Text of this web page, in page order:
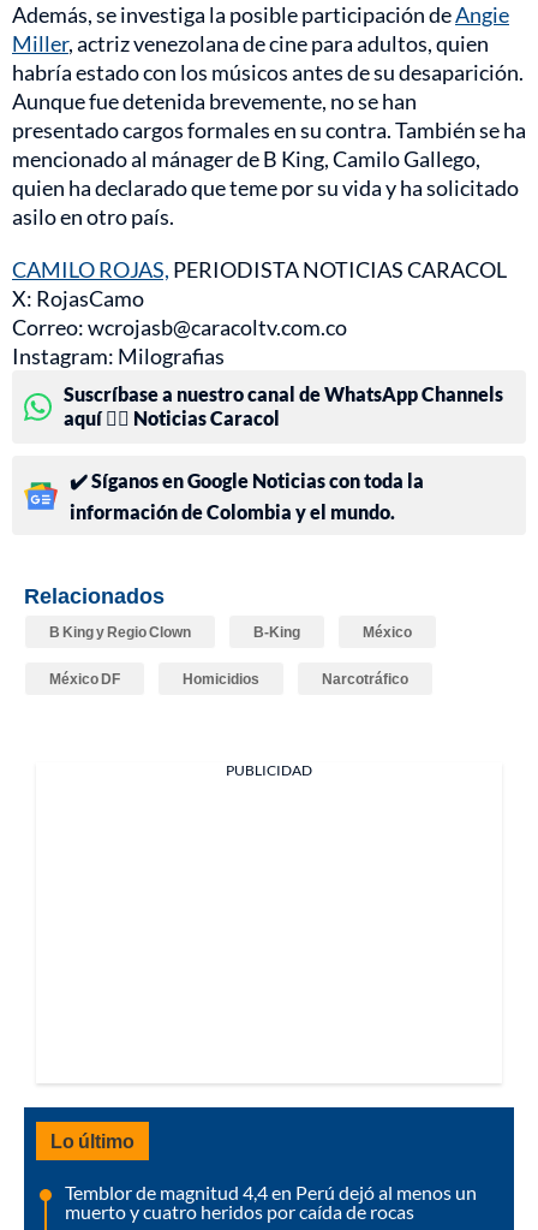
Además, se investiga la posible participación deAngie
Miller, actriz venezolana de cine para adultos, quien
habría estado con los músicos antes de su desaparición.
Aunque fue detenida brevemente, no se han
presentado cargos formales en su contra. También se ha
mencionado al mánager de B King, Camilo Gallego,
quien ha declarado que teme por su vida y ha solicitado
asilo en otro país.
CAMILO ROJAS, PERIODISTA NOTICIAS CARACOL
X: RojasCamo
Correo: wcrojasb@caracoltv.com.co
Instagram: Milografias
Suscríbase a nuestro canal de WhatsApp Channels
aquí 👉🏻 Noticias Caracol
✔️ Síganos en Google Noticias con toda la
información de Colombia y el mundo.
Relacionados
B King y Regio Clown B-King México
México DF Homicidios Narcotráfico
PUBLICIDAD
Lo último
Temblor de magnitud 4,4 en Perú dejó al menos un
muerto y cuatro heridos por caída de rocas